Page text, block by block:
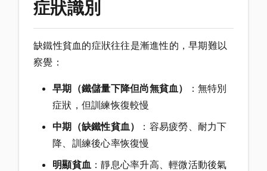
症狀識別
缺鐵性貧血的症狀往往是漸進性的，早期難以
察覺：
早期（鐵儲量下降但尚無貧血）
：無特別
症狀，但訓練恢復較慢
中期（缺鐵性貧血）
：容易疲勞、耐力下
降、訓練後心率恢復慢
明顯貧血 ：靜息心率升高、輕微活動後氣